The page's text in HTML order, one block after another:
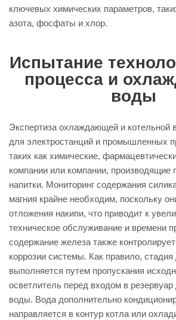
ключевых химических параметров,
азота, фосфаты и хлор.
Испытание
процесса и
воды
Экспертиза охлаждающей и котельной
для электростанций и промышленных
таких как химические,
компании или компании, производящие
напитки. Мониторинг содержания
магния крайне необходим, поскольку
отложения накипи, что приводит к
техническое обслуживание и времени
содержание железа также
коррозии системы. Как правило,
выполняется путем пропускания
осветлитель перед входом в
воды. Вода дополнительно
направляется в контур котла или